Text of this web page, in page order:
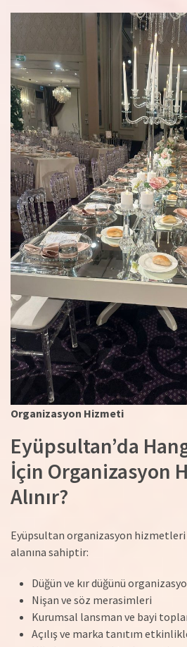
Organizasyon Hizmeti
Eyüpsultan’da
İçin Organizasyon
Alınır?
Eyüpsultan organizasyon
alanına sahiptir:
Düğün ve kır düğünü
Nişan ve söz merasimleri
Kurumsal lansman ve bayi
Açılış ve marka tanıtım